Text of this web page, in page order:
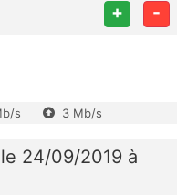
+ -
s 3 Mb/s
le 24/09/2019 à